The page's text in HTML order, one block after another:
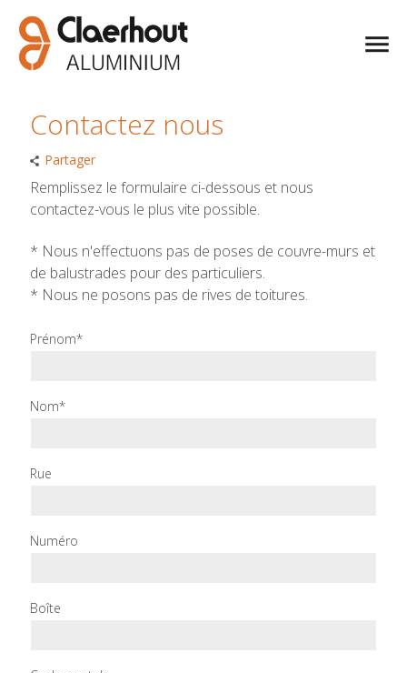
Contactez nous
Partager
Remplissez le formulaire ci-dessous et nous
contactez-vous le plus vite possible.
* Nous n'effectuons pas de poses de couvre-murs et
de balustrades pour des particuliers.
* Nous ne posons pas de rives de toitures.
Prénom*
Nom*
Rue
Numéro
Boîte